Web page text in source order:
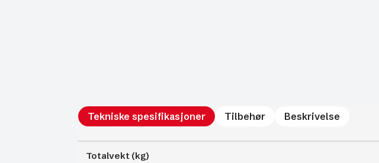
Tekniske spesifikasjoner Tilbehør Beskrivelse
Totalvekt (kg)